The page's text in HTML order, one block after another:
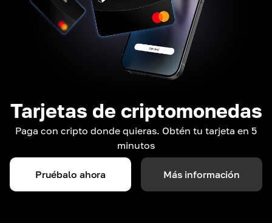
Tarjetas de criptomonedas
Paga con cripto donde quieras. Obtén tu tarjeta en 5
minutos
Pruébalo ahora Más información